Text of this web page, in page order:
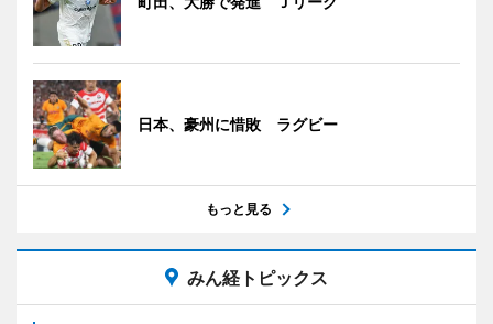
日本、豪州に惜敗 ラグビー
もっと見る
みん経トピックス